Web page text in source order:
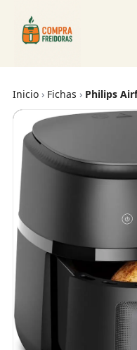
Inicio › Fichas › Philips